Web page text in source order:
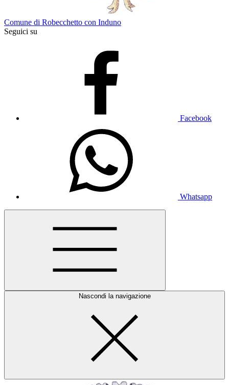
Comune di Robecchetto con Induno
Seguici su
Facebook
Whatsapp
Nascondi la navigazione